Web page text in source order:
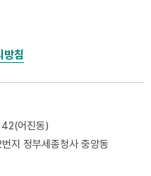
방침
어진동)
지 정부세종청사 중앙동